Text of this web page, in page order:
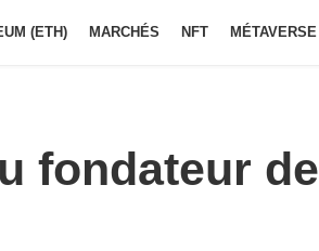
(ETH) MARCHÉS NFT MÉTAVERSE
fondateur de